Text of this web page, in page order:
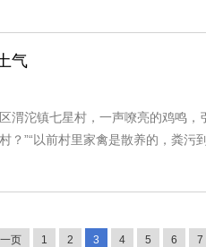
气
渭沱镇七星村，一声嘹亮的鸡鸣，
？”“以前村里家禽是散养的，粪污
一页 1 2 3 4 5 6 7